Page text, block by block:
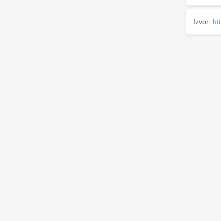
Izvor: